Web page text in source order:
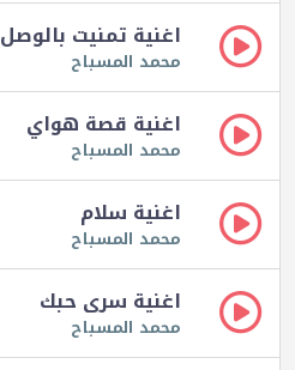
اغنية تمنيت بالوصل
محمد المسباح
اغنية قصة هواي
محمد المسباح
اغنية سلام
محمد المسباح
اغنية سرى حبك
محمد المسباح